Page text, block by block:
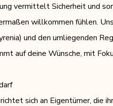
vermittelt Sicherheit und
willkommen fühlen.
und den umliegenden
auf deine Wünsche, mit
sich an Eigentümer, die